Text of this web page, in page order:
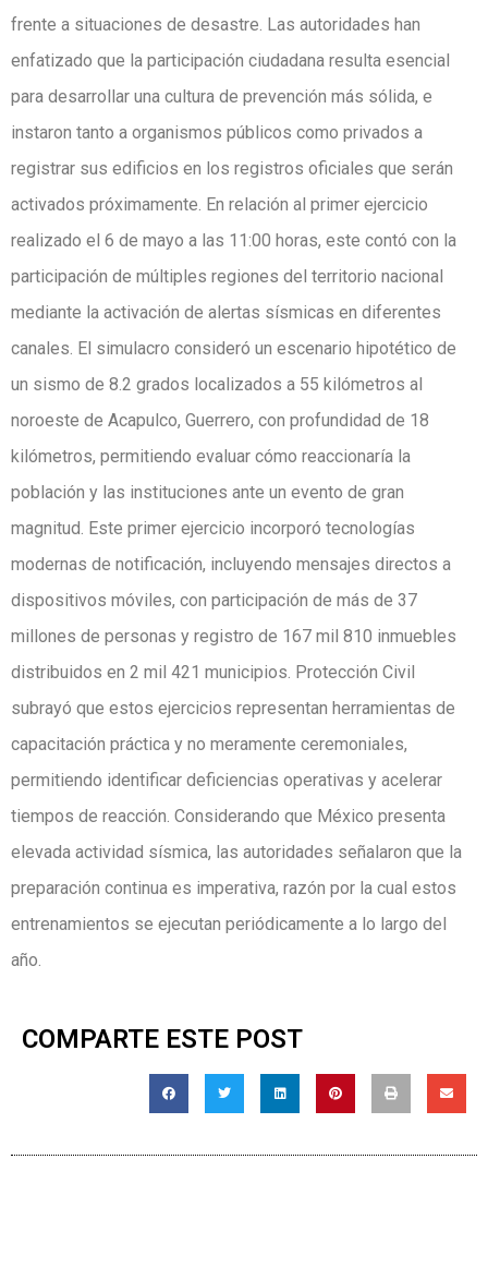
frente a situaciones de desastre. Las autoridades han
enfatizado que la participación ciudadana resulta esencial
para desarrollar una cultura de prevención más sólida, e
instaron tanto a organismos públicos como privados a
registrar sus edificios en los registros oficiales que serán
activados próximamente. En relación al primer ejercicio
realizado el 6 de mayo a las 11:00 horas, este contó con la
participación de múltiples regiones del territorio nacional
mediante la activación de alertas sísmicas en diferentes
canales. El simulacro consideró un escenario hipotético de
un sismo de 8.2 grados localizados a 55 kilómetros al
noroeste de Acapulco, Guerrero, con profundidad de 18
kilómetros, permitiendo evaluar cómo reaccionaría la
población y las instituciones ante un evento de gran
magnitud. Este primer ejercicio incorporó tecnologías
modernas de notificación, incluyendo mensajes directos a
dispositivos móviles, con participación de más de 37
millones de personas y registro de 167 mil 810 inmuebles
distribuidos en 2 mil 421 municipios. Protección Civil
subrayó que estos ejercicios representan herramientas de
capacitación práctica y no meramente ceremoniales,
permitiendo identificar deficiencias operativas y acelerar
tiempos de reacción. Considerando que México presenta
elevada actividad sísmica, las autoridades señalaron que la
preparación continua es imperativa, razón por la cual estos
entrenamientos se ejecutan periódicamente a lo largo del
año.
COMPARTE ESTE POST